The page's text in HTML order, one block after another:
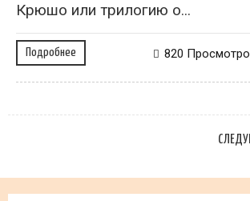
Крюшо или трилогию о...
Подробнее 820